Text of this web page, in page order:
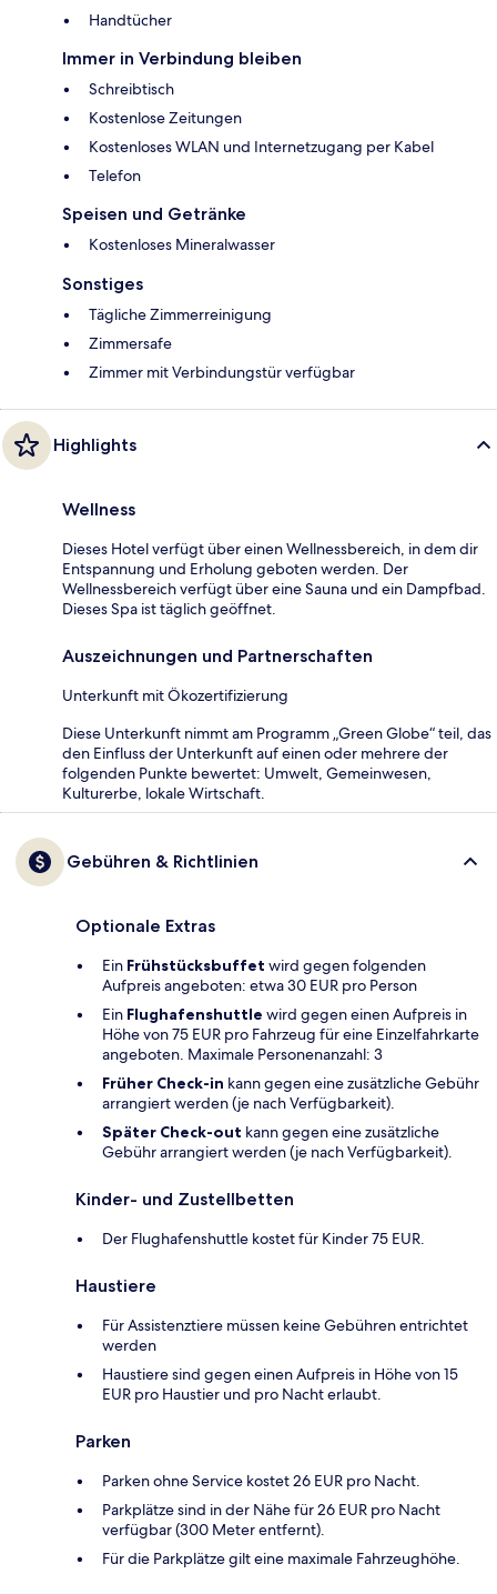
Handtücher
Immer in Verbindung bleiben
Schreibtisch
Kostenlose Zeitungen
Kostenloses WLAN und Internetzugang per Kabel
Telefon
Speisen und Getränke
Kostenloses Mineralwasser
Sonstiges
Tägliche Zimmerreinigung
Zimmersafe
Zimmer mit Verbindungstür verfügbar
Highlights
Wellness
Dieses Hotel verfügt über einen Wellnessbereich, in dem dir
Entspannung und Erholung geboten werden. Der
Wellnessbereich verfügt über eine Sauna und ein Dampfbad.
Dieses Spa ist täglich geöffnet.
Auszeichnungen und Partnerschaften
Unterkunft mit Ökozertifizierung
Diese Unterkunft nimmt am Programm „Green Globe“ teil, das
den Einfluss der Unterkunft auf einen oder mehrere der
folgenden Punkte bewertet: Umwelt, Gemeinwesen,
Kulturerbe, lokale Wirtschaft.
Gebühren & Richtlinien
Optionale Extras
Ein Frühstücksbuffet wird gegen folgenden
Aufpreis angeboten: etwa 30 EUR pro Person
Ein Flughafenshuttle wird gegen einen Aufpreis in
Höhe von 75 EUR pro Fahrzeug für eine Einzelfahrkarte
angeboten. Maximale Personenanzahl: 3
Früher Check-in kann gegen eine zusätzliche Gebühr
arrangiert werden (je nach Verfügbarkeit).
Später Check-out kann gegen eine zusätzliche
Gebühr arrangiert werden (je nach Verfügbarkeit).
Kinder- und Zustellbetten
Der Flughafenshuttle kostet für Kinder 75 EUR.
Haustiere
Für Assistenztiere müssen keine Gebühren entrichtet
werden
Haustiere sind gegen einen Aufpreis in Höhe von 15
EUR pro Haustier und pro Nacht erlaubt.
Parken
Parken ohne Service kostet 26 EUR pro Nacht.
Parkplätze sind in der Nähe für 26 EUR pro Nacht
verfügbar (300 Meter entfernt).
Für die Parkplätze gilt eine maximale Fahrzeughöhe.